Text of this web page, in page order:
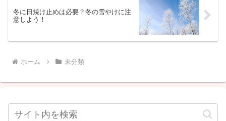
冬に日焼け止めは必要？冬の雪やけに注
意しよう！
ホーム 未分類